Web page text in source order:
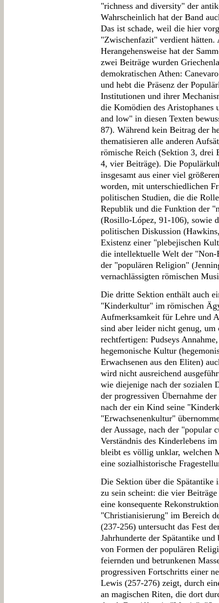
"richness and diversity" der
Wahrscheinlich hat der Band
Das ist schade, weil die hier
"Zwischenfazit" verdient hätten.
Herangehensweise hat der
zwei Beiträge wurden
demokratischen Athen:
und hebt die Präsenz der
Institutionen und ihrer
die Komödien des
and low" in diesen Texten
87). Während kein Beitrag der
thematisieren alle anderen
römische Reich (Sektion 3, drei
4, vier Beiträge). Die
insgesamt aus einer viel
worden, mit unterschiedlichen
politischen Studien, die die
Republik und die Funktion der
(Rosillo-López, 91-106), sowie
politischen Diskussion
Existenz einer "plebejischen
die intellektuelle Welt der
der "populären Religion"
vernachlässigten römischen
Die dritte Sektion enthält auch
"Kinderkultur" im römischen
Aufmerksamkeit für Lehre und
sind aber leider nicht genug,
rechtfertigen: Pudseys
hegemonische Kultur
Erwachsenen aus den Eliten)
wird nicht ausreichend
wie diejenige nach der sozialen
der progressiven Übernahme
nach der ein Kind seine
"Erwachsenenkultur"
der Aussage, nach der "popular
Verständnis des Kinderlebens
bleibt es völlig unklar, welchen
eine sozialhistorische
Die Sektion über die Spätantike
zu sein scheint: die vier
eine konsequente
"Christianisierung" im Bereich
(237-256) untersucht das Fest
Jahrhunderte der Spätantike
von Formen der populären
feiernden und betrunkenen
progressiven Fortschritts einer
Lewis (257-276) zeigt, durch
an magischen Riten, die dort